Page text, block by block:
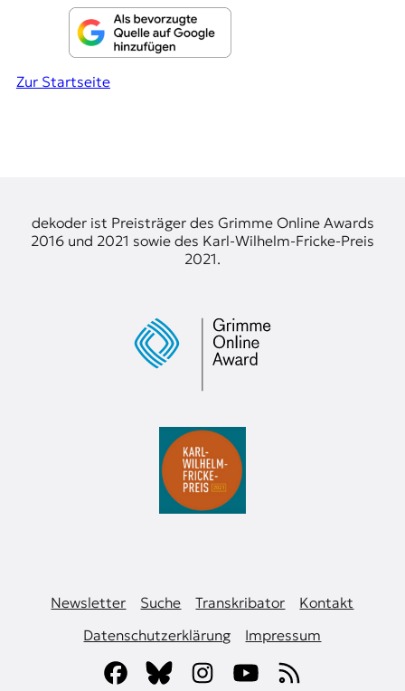
Zur Startseite
dekoder ist Preisträger des Grimme Online Awards
2016 und 2021 sowie des Karl-Wilhelm-Fricke-Preis
2021.
Newsletter Suche Transkribator
Kontakt
Datenschutzerklärung
Impressum